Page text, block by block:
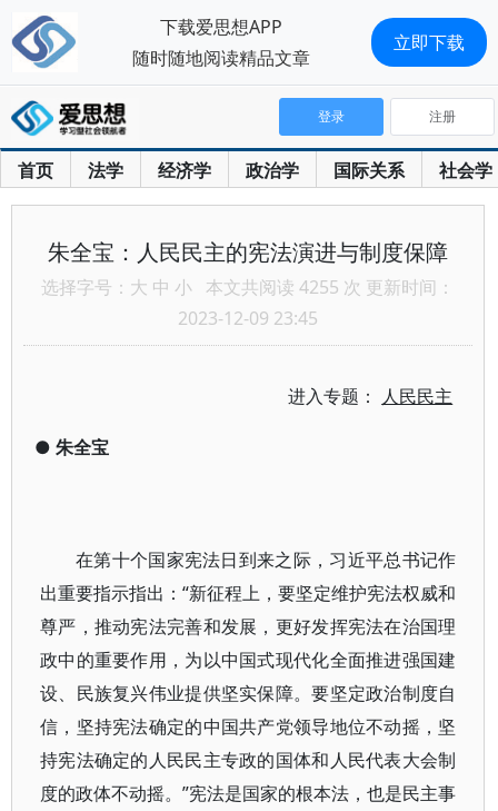
首页 法学 经济学 政治学 国际关系 社会学
登录 注册
朱全宝：人民民主的宪法演进与制度保障
选择字号： 大 中 小 本文共阅读 4255 次 更新时间：
2023-12-09 23:45
进入专题： 人民民主
● 朱全宝
在第十个国家宪法日到来之际，习近平总书记作
出重要指示指出：“新征程上，要坚定维护宪法权威和
尊严，推动宪法完善和发展，更好发挥宪法在治国理
政中的重要作用，为以中国式现代化全面推进强国建
设、民族复兴伟业提供坚实保障。要坚定政治制度自
信，坚持宪法确定的中国共产党领导地位不动摇，坚
持宪法确定的人民民主专政的国体和人民代表大会制
度的政体不动摇。”宪法是国家的根本法，也是民主事
下载爱思想APP
随时随地阅读精品文章
立即下载